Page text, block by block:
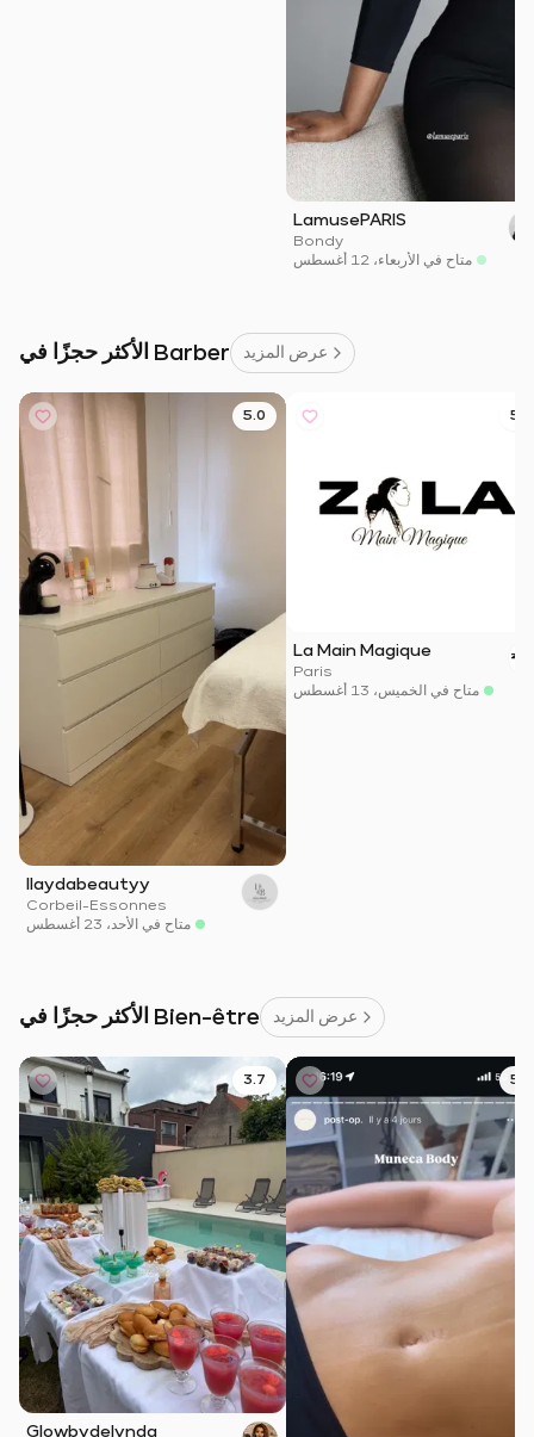
LamusePARIS
Bondy
متاح في الأربعاء، 12 أغسطس
الأكثر حجزًا في Barber عرض المزيد
5.0
Ilaydabeautyy
Corbeil-Essonnes
متاح في الأحد، 23 أغسطس
5.0
La Main Magique
Paris
متاح في الخميس، 13 أغسطس
الأكثر حجزًا في Bien-être عرض المزيد
3.7
Glowbydelynda
5.0